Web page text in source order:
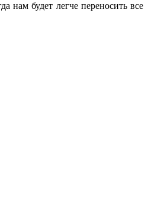
нам будет легче переносить все